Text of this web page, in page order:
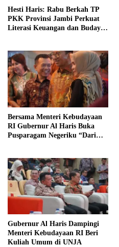
Hesti Haris: Rabu Berkah TP
PKK Provinsi Jambi Perkuat
Literasi Keuangan dan Budaya
Bersama Menteri Kebudayaan
RI Gubernur Al Haris Buka
Pusparagam Negeriku “Dari
Gubernur Al Haris Dampingi
Menteri Kebudayaan RI Beri
Kuliah Umum di UNJA